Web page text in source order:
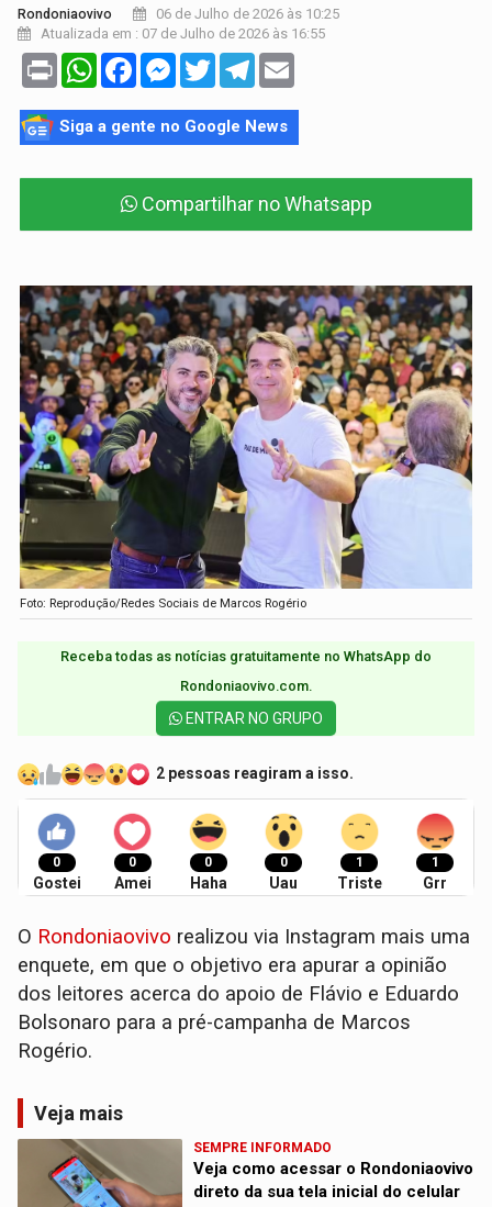
Rondoniaovivo
06 de Julho de 2026 às 10:25
Atualizada em : 07 de Julho de 2026 às 16:55
Print WhatsAppFacebookMessenger
TwitterTelegram
Siga a gente no Google News
Compartilhar no Whatsapp
Foto: Reprodução/Redes Sociais de Marcos Rogério
Receba todas as notícias gratuitamente no WhatsApp do
Rondoniaovivo.com.​
ENTRAR NO GRUPO
2 pessoas reagiram a isso.
0
Gostei
0
Amei
0
Haha
0
Uau
1
Triste
1
Grr
O Rondoniaovivo realizou via Instagram mais uma
enquete, em que o objetivo era apurar a opinião
dos leitores acerca do apoio de Flávio e Eduardo
Bolsonaro para a pré-campanha de Marcos
Rogério.
Veja mais
SEMPRE INFORMADO
Veja como acessar o Rondoniaovivo
direto da sua tela inicial do celular